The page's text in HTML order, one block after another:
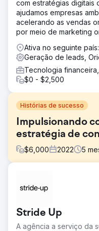
com estratégias digitais
ajudamos empresas
acelerando as vendas
por meio de marketing
Ativa no seguinte
Geração de leads,
Tecnologia
$0 - $2,500
Histórias de sucesso
Impulsionando
estratégia de
$6,000 2022 5
Uma startup SaaS na
site moderno, mas não
pouca visibilidade
uso importantes.
Stride Up
A agência a serviço da